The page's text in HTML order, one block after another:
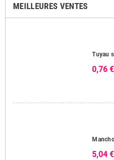
MEILLEURES VENTES
Tuyau
0,76 €
5,04 €